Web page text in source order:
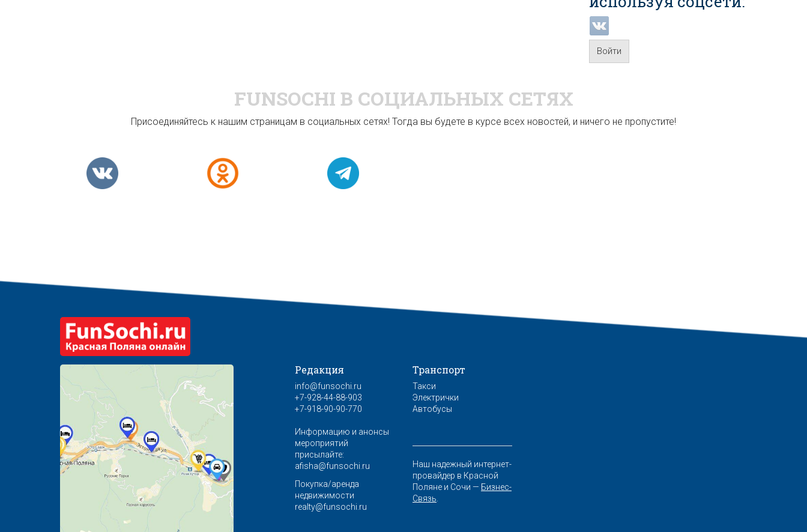
Войти
FUNSOCHI В СОЦИАЛЬНЫХ СЕТЯХ
Присоединяйтесь к нашим страницам в социальных сетях! Тогда вы будете в курсе всех новостей, и ничего не пропустите!
Редакция
info@funsochi.ru
+7-928-44-88-903
+7-918-90-90-770
Информацию и анонсы
мероприятий
присылайте:
afisha@funsochi.ru
Покупка/аренда
недвижимости
realty@funsochi.ru
Транспорт
Такси
Электрички
Автобусы
Наш надежный интернет-
провайдер в Красной
Поляне и Сочи — Бизнес-
Связь